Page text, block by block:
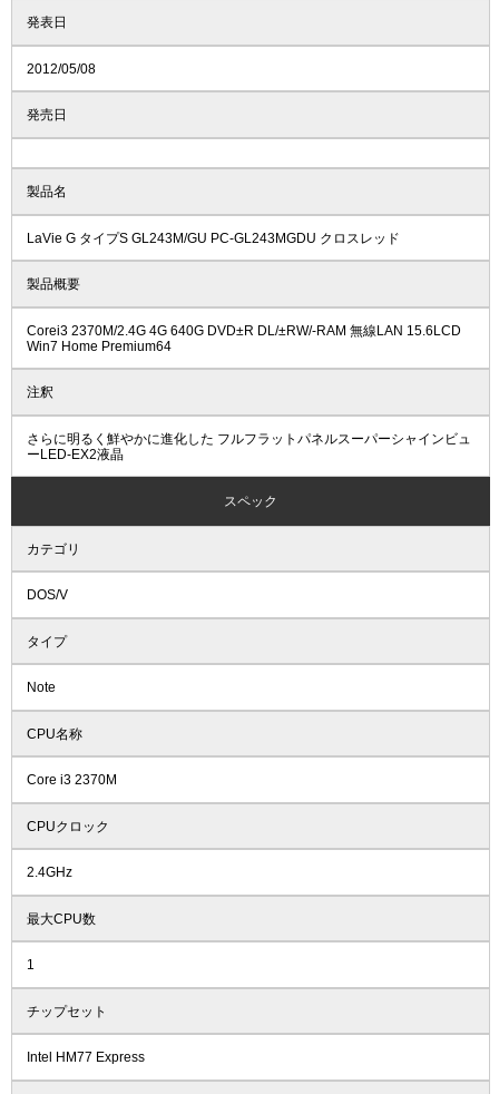
発表日
2012/05/08
発売日
製品名
LaVie G タイプS GL243M/GU PC-GL243MGDU クロスレッド
製品概要
Corei3 2370M/2.4G 4G 640G DVD±R DL/±RW/-RAM 無線LAN 15.6LCD
Win7 Home Premium64
注釈
さらに明るく鮮やかに進化した フルフラットパネルスーパーシャインビュ
ーLED-EX2液晶
スペック
カテゴリ
DOS/V
タイプ
Note
CPU名称
Core i3 2370M
CPUクロック
2.4GHz
最大CPU数
1
チップセット
Intel HM77 Express